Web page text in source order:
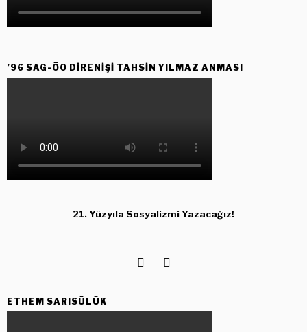
’96 SAG-ÖO DİRENİŞİ TAHSİN YILMAZ ANMASI
21. Yüzyıla Sosyalizmi Yazacağız!
ETHEM SARISÜLÜK